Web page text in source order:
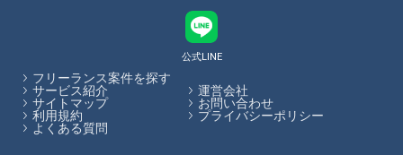
やり取りをしながら進めていただきます。 ・実務制作可能であれば、E
book内容のデザインやホワイトペーパー資料の作成をご相談させていただ
Figma └Figma使用について : コンポーネント化しており、文言を差し替
えることの多いLPのデザイン作成のケースに使用しております 状況に応
じて使い分けをいただく形となります 【その他】 ・フルリモート可 ・PC
はご自身のものを使用 ・コミュニケーションツール：Chatwork ・稼働開
始日は最短で4月16日～となります ・就業時間：
公式LINE
フリーランス案件を探す
サービス紹介
運営会社
サイトマップ
お問い合わせ
利用規約
プライバシーポリシー
よくある質問